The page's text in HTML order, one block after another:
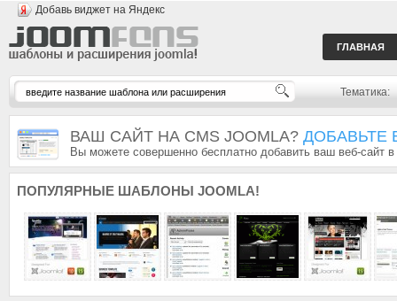
Добавь виджет на Яндекс
ГЛАВНАЯ
Тематика:
ВАШ САЙТ НА CMS JOOMLA? ДОБАВЬТЕ
Вы можете совершенно бесплатно добавить ваш веб-сайт
ПОПУЛЯРНЫЕ ШАБЛОНЫ JOOMLA!